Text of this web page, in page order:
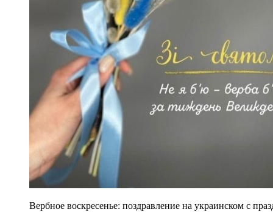
Вербное воскресенье: поздравление на украинском с